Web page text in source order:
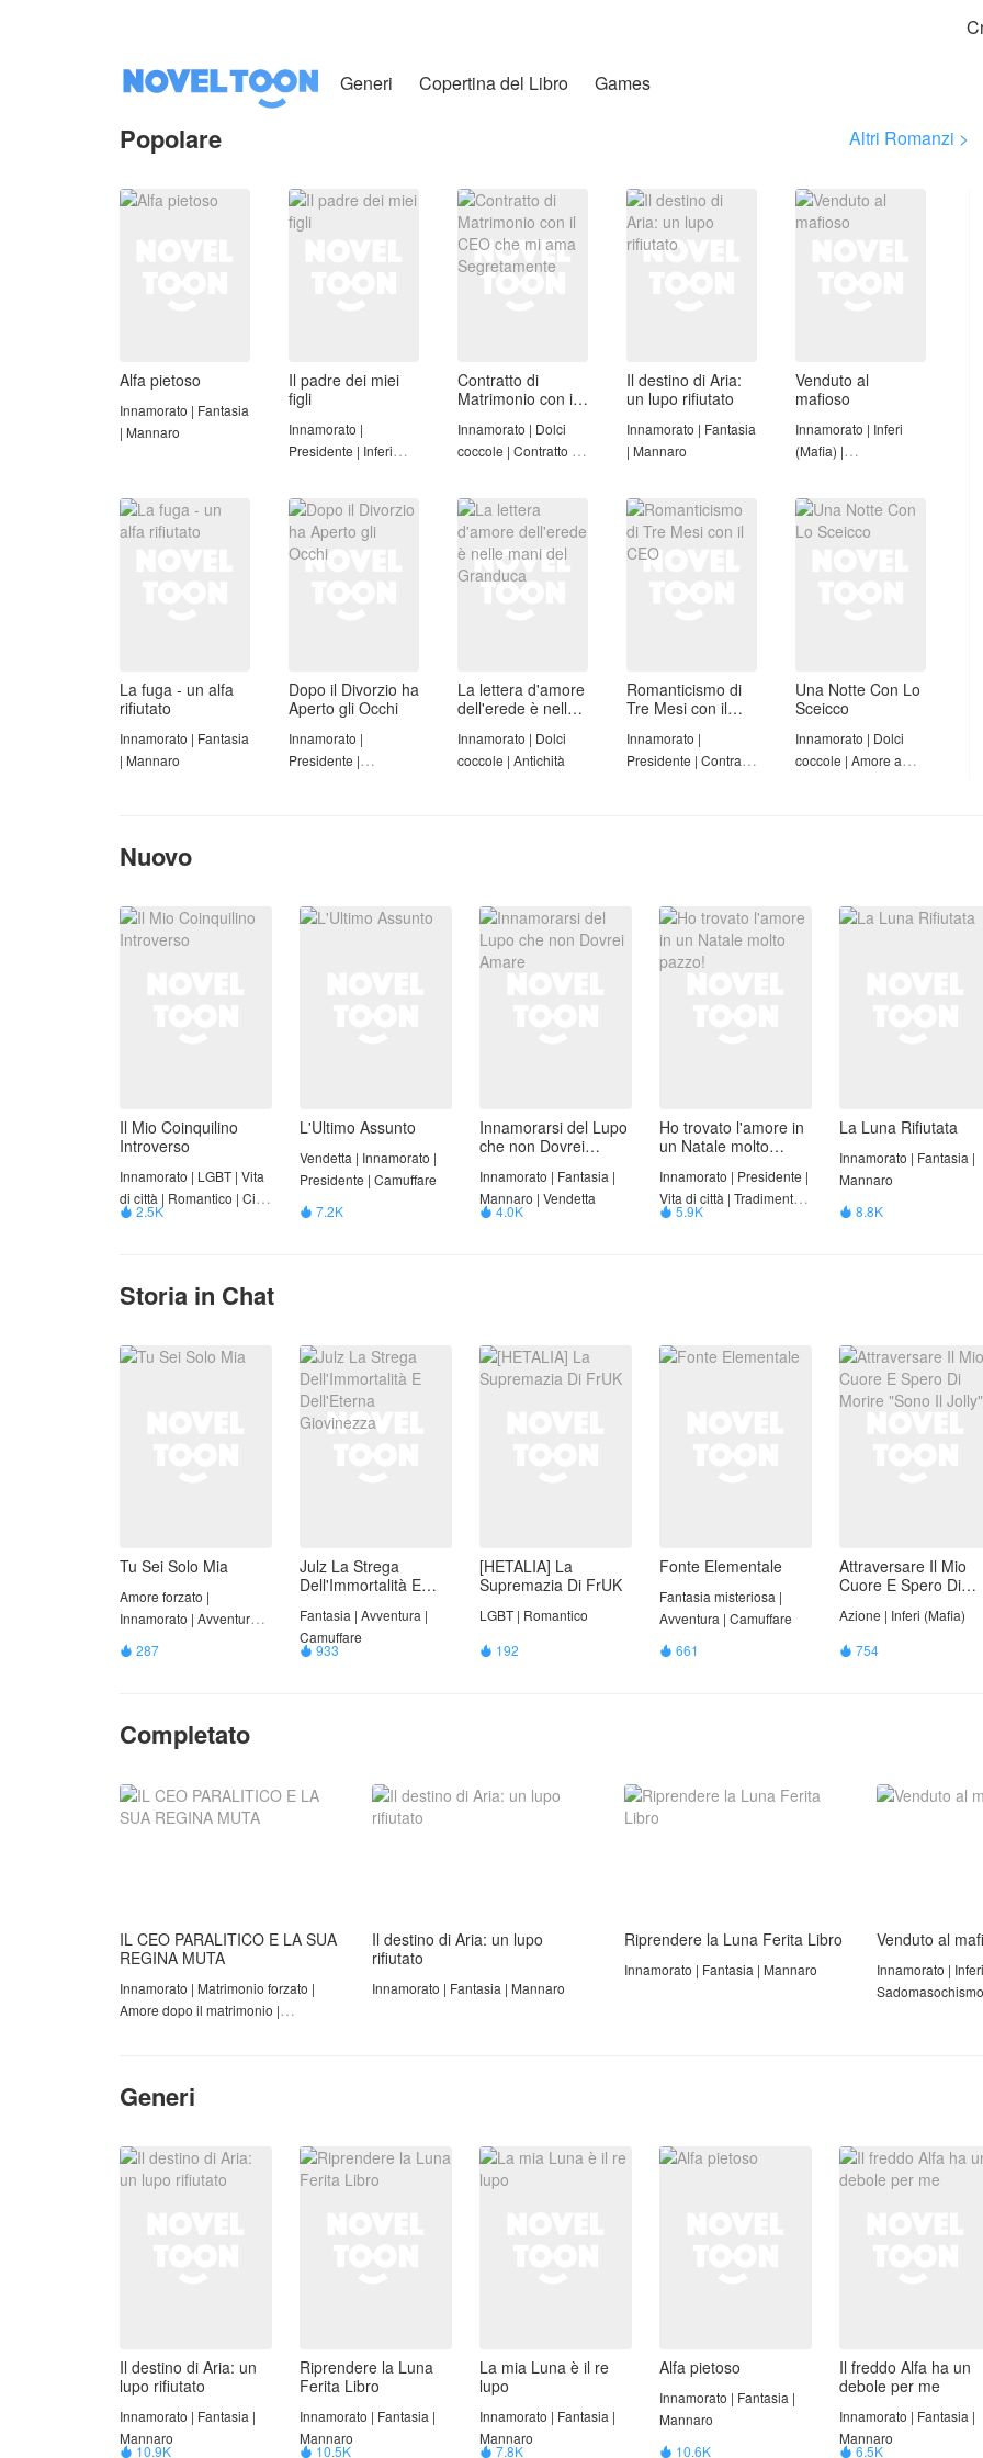
Generi Copertina del Libro Games
Popolare Altri Romanzi >
Alfa pietoso
Innamorato | Fantasia
| Mannaro
Il padre dei miei
figli
Innamorato |
Presidente | Inferi
Contratto di
Matrimonio con il
Segretamente
Innamorato | Dolci
coccole | Contratto di
Il destino di Aria:
un lupo rifiutato
Innamorato | Fantasia
| Mannaro
Venduto al
mafioso
Innamorato | Inferi
(Mafia) |
La fuga - un alfa
rifiutato
Innamorato | Fantasia
| Mannaro
Dopo il Divorzio ha
Aperto gli Occhi
Innamorato |
Presidente |
La lettera d'amore
dell'erede è nelle
Granduca
Innamorato | Dolci
coccole | Antichità
Romanticismo di
Tre Mesi con il
Innamorato |
Presidente | Contratto
Una Notte Con Lo
Sceicco
Innamorato | Dolci
coccole | Amore a
Nuovo
Il Mio Coinquilino
Introverso
Innamorato | LGBT | Vita
di città | Romantico | Città
universitaria | Camuffare
 2.5K
L'Ultimo Assunto
Vendetta | Innamorato |
Presidente | Camuffare
 7.2K
Innamorarsi del Lupo
che non Dovrei
Innamorato | Fantasia |
Mannaro | Vendetta
 4.0K
Ho trovato l'amore in
un Natale molto
Innamorato | Presidente |
Vita di città | Tradimento e
tradimento
 5.9K
La Luna Rifiutata
Innamorato | Fantasia |
Mannaro
 8.8K
Storia in Chat
Tu Sei Solo Mia
Amore forzato |
Innamorato | Avventura |
Romantico
 287
Julz La Strega
Dell'Immortalità E
Giovinezza
Fantasia | Avventura |
Camuffare
 933
[HETALIA] La
Supremazia Di FrUK
LGBT | Romantico
 192
Fonte Elementale
Fantasia misteriosa |
Avventura | Camuffare
 661
Attraversare Il Mio
Cuore E Spero Di
Azione | Inferi (Mafia)
 754
Completato
IL CEO PARALITICO E LA SUA
REGINA MUTA
Innamorato | Matrimonio forzato |
Amore dopo il matrimonio |
Il destino di Aria: un lupo
rifiutato
Innamorato | Fantasia | Mannaro
Riprendere la Luna Ferita Libro
Innamorato | Fantasia | Mannaro
Venduto al
Innamorato |
Sadomasochismo
Generi
Il destino di Aria: un
lupo rifiutato
Innamorato | Fantasia |
Mannaro
 10.9K
Riprendere la Luna
Ferita Libro
Innamorato | Fantasia |
Mannaro
 10.5K
La mia Luna è il re
lupo
Innamorato | Fantasia |
Mannaro
 7.8K
Alfa pietoso
Innamorato | Fantasia |
Mannaro
 10.6K
Il freddo Alfa ha un
debole per me
Innamorato | Fantasia |
Mannaro
 6.5K